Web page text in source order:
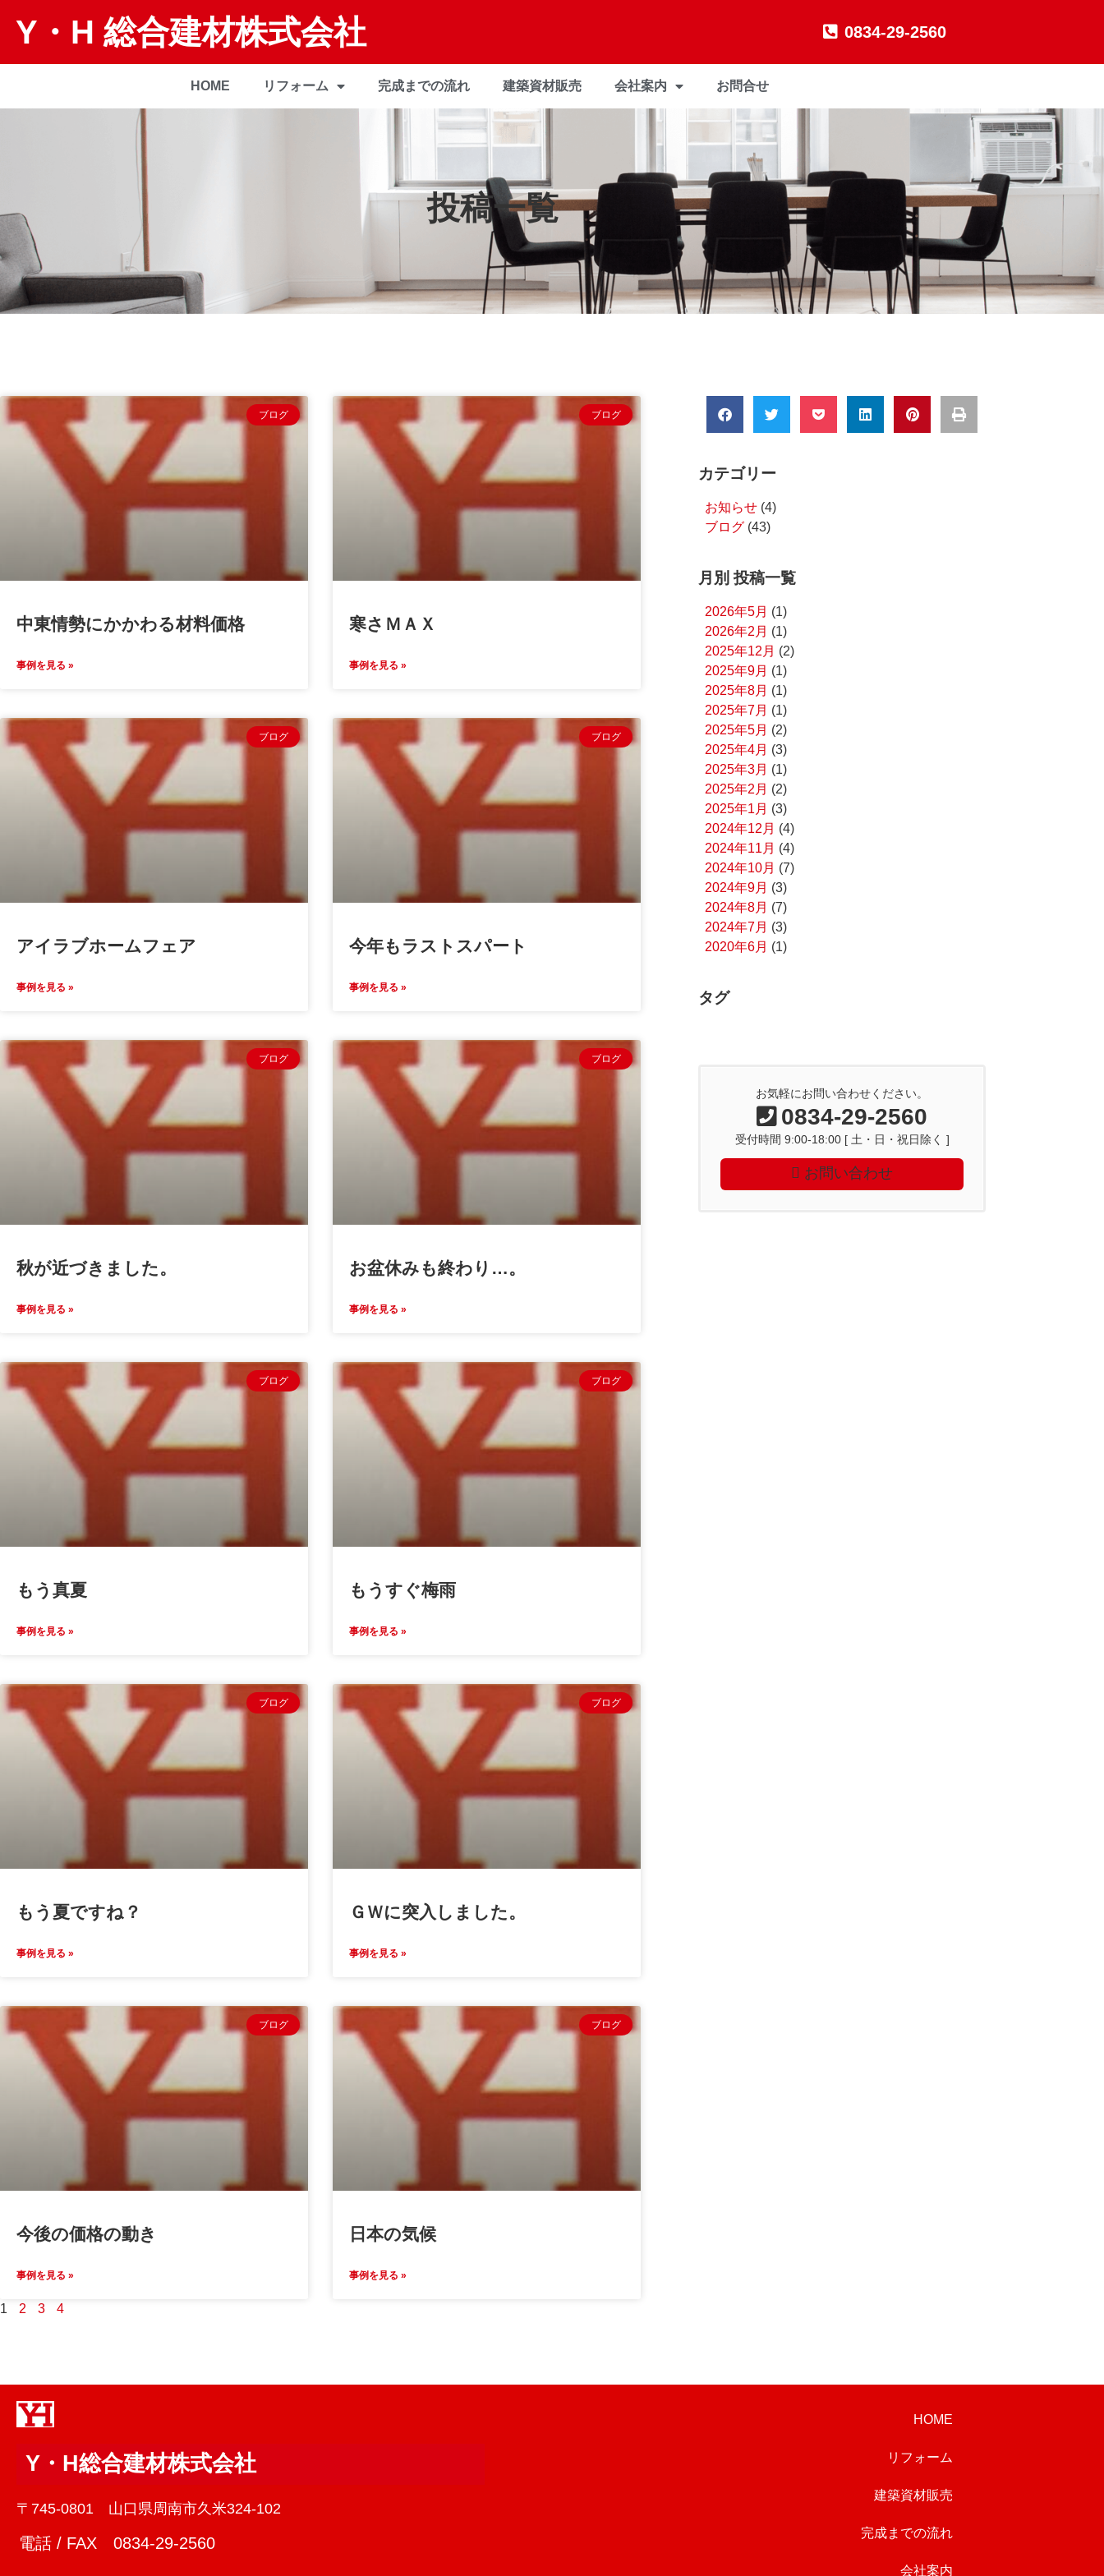
Y・H 総合建材株式会社 0834-29-2560
HOME リフォーム 完成までの流れ 建築資材販売 会社案内 お問合せ
投稿一覧
ブログ
中東情勢にかかわる材料価格
事例を見る »
ブログ
寒さＭＡＸ
事例を見る »
ブログ
アイラブホームフェア
事例を見る »
ブログ
今年もラストスパート
事例を見る »
ブログ
秋が近づきました。
事例を見る »
ブログ
お盆休みも終わり…。
事例を見る »
ブログ
もう真夏
事例を見る »
ブログ
もうすぐ梅雨
事例を見る »
ブログ
もう夏ですね？
事例を見る »
ブログ
ＧＷに突入しました。
事例を見る »
ブログ
今後の価格の動き
事例を見る »
ブログ
日本の気候
事例を見る »
1 2 3 4
カテゴリー
お知らせ (4)
ブログ (43)
月別 投稿一覧
2026年5月 (1)
2026年2月 (1)
2025年12月 (2)
2025年9月 (1)
2025年8月 (1)
2025年7月 (1)
2025年5月 (2)
2025年4月 (3)
2025年3月 (1)
2025年2月 (2)
2025年1月 (3)
2024年12月 (4)
2024年11月 (4)
2024年10月 (7)
2024年9月 (3)
2024年8月 (7)
2024年7月 (3)
2020年6月 (1)
タグ
お気軽にお問い合わせください。
0834-29-2560
受付時間 9:00-18:00 [ 土・日・祝日除く ]
お問い合わせ
Y・H総合建材株式会社
〒745-0801 山口県周南市久米324-102
電話 / FAX 0834-29-2560
HOME
リフォーム
建築資材販売
完成までの流れ
会社案内